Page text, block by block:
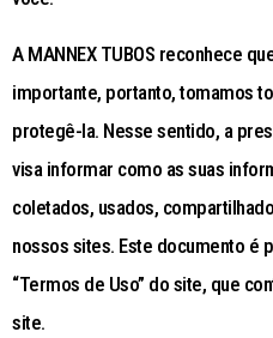
A MANNEX TUBOS reconhece
importante, portanto, tomamos
protegê-la. Nesse sentido, a
visa informar como as suas
coletados, usados,
nossos sites. Este documento é
“Termos de Uso” do site, que
site.